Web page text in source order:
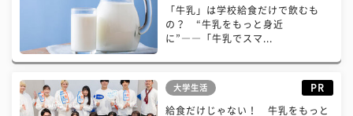
「牛乳」は学校給食だけで飲むも
の？ “牛乳をもっと身近
に”――「牛乳でスマ...
大学生活 PR
給食だけじゃない！ 牛乳をもっと